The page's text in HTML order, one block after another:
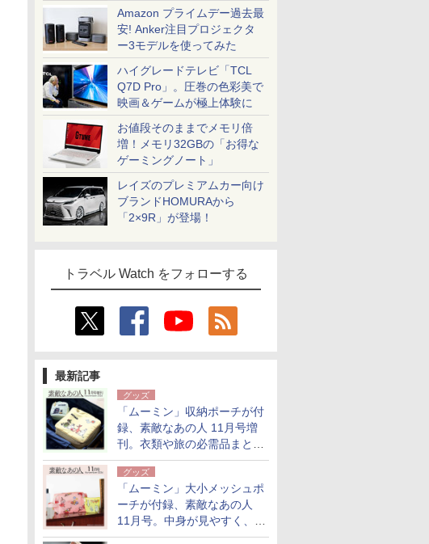
Amazon プライムデー過去最
安! Anker注目プロジェクタ
ー3モデルを使ってみた
ハイグレードテレビ「TCL
Q7D Pro」。圧巻の色彩美で
映画＆ゲームが極上体験に
お値段そのままでメモリ倍
増！メモリ32GBの「お得な
ゲーミングノート」
レイズのプレミアムカー向け
ブランドHOMURAから
「2×9R」が登場！
トラベル Watch をフォローする
最新記事
グッズ
「ムーミン」収納ポーチが付
録、素敵なあの人 11月号増
刊。衣類や旅の必需品まとま
る大小2個セット
グッズ
「ムーミン」大小メッシュポ
ーチが付録、素敵なあの人
11月号。中身が見やすく、温
泉スパにも使える